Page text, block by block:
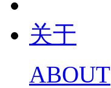
关于
ABOUT